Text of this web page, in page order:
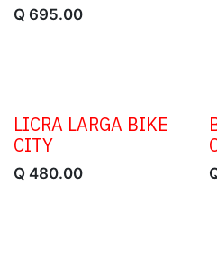
Q 695.00
LICRA LARGA BIKE
CITY
Q 480.00